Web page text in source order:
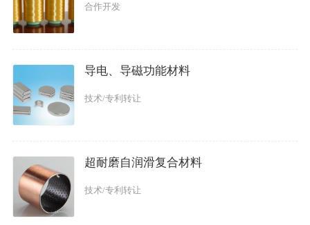
合作开发
导电、导磁功能材料
技术/专利转让
超耐磨自润滑复合材料
技术/专利转让